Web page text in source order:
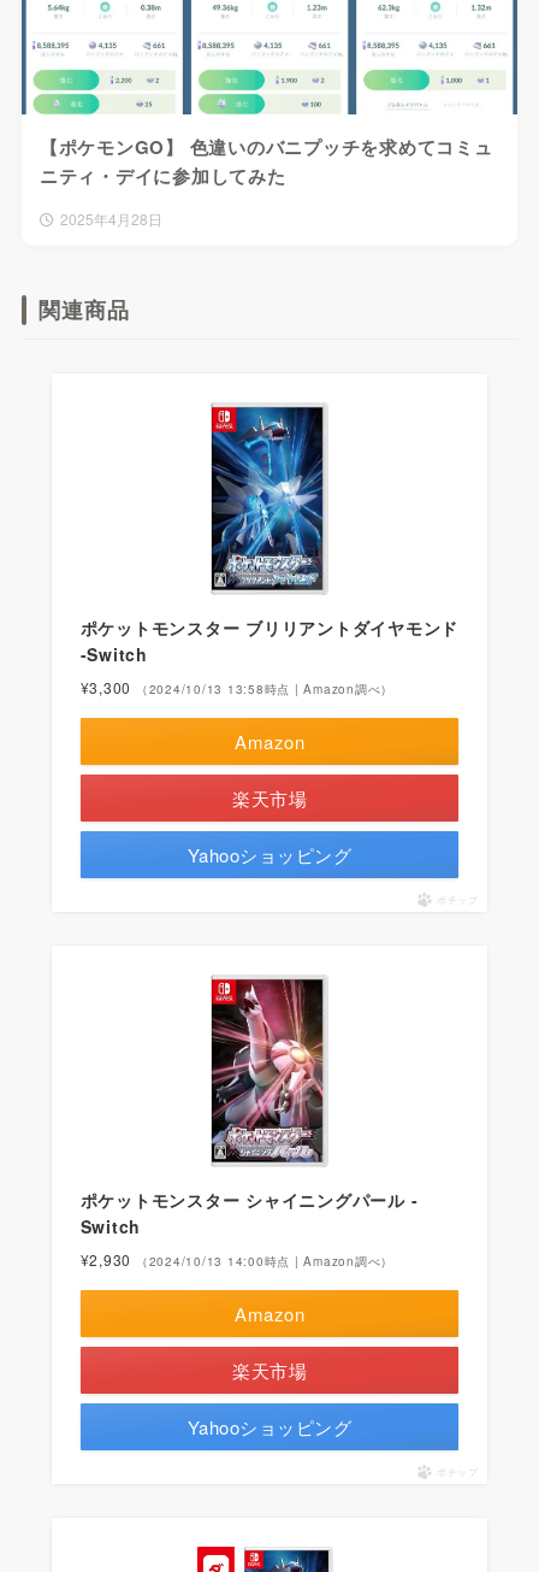
【ポケモンGO】 色違いのバニプッチを求めてコミュ
ニティ・デイに参加してみた
2025年4月28日
関連商品
ポケットモンスター ブリリアントダイヤモンド
-Switch
¥3,300 （2024/10/13 13:58時点 | Amazon調べ）
Amazon
楽天市場
Yahooショッピング
ポチップ
ポケットモンスター シャイニングパール -
Switch
¥2,930 （2024/10/13 14:00時点 | Amazon調べ）
Amazon
楽天市場
Yahooショッピング
ポチップ